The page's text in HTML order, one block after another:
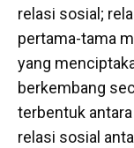
relasi sosial;
pertama-tama
yang
berkembang
terbentuk
relasi sosial